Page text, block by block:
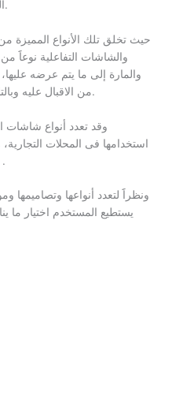
التجارية، والمطاعم والكافيهات وغيرها.
حيث تخلق تلك الأنواع المميزة
والشاشات التفاعلية نوعاََ
والمارة إلى ما يتم عرضه
من الاقبال عليه وبالتالي تحقيق مبيعات أكثر وشهرة أوسع.
وقد تعدد أنواع شاشات
استخدامها فى المحلات
على تقديم خدماتها فى جميع الأماكن .
ونظراََ لتعدد أنواعها
يستطيع المستخدم اختيار ما